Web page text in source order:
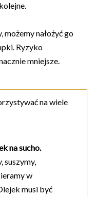
możemy nałożyć go
Ryzyko
mniejsze.
na wiele
na sucho.
suszymy,
w
musi być